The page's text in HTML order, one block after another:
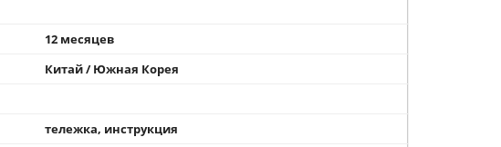
12 месяцев
Китай / Южная Корея
тележка, инструкция